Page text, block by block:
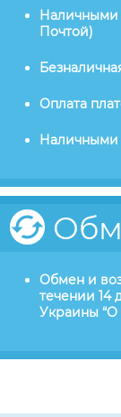
Наличными
Почтой)
Оплата
Наличными
Обмен и
течении 14
Украины “О